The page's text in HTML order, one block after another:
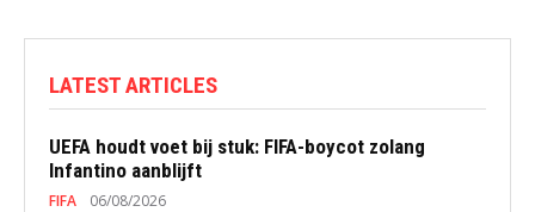
LATEST ARTICLES
UEFA houdt voet bij stuk: FIFA-boycot zolang
Infantino aanblijft
FIFA 06/08/2026